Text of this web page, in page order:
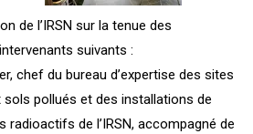
de l’IRSN sur la tenue des
suivants :
chef du bureau d’expertise des sites
pollués et des installations de
radioactifs de l’IRSN, accompagné de